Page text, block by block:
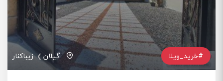
#خرید_ویلا گیلان زیباکنار